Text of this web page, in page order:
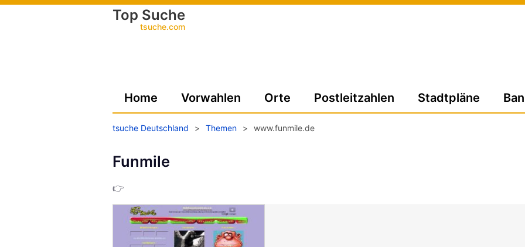
Top Suche
tsuche.com
Home Vorwahlen Orte Postleitzahlen Stadtpläne
tsuche Deutschland > Themen > www.funmile.de
Funmile
👉